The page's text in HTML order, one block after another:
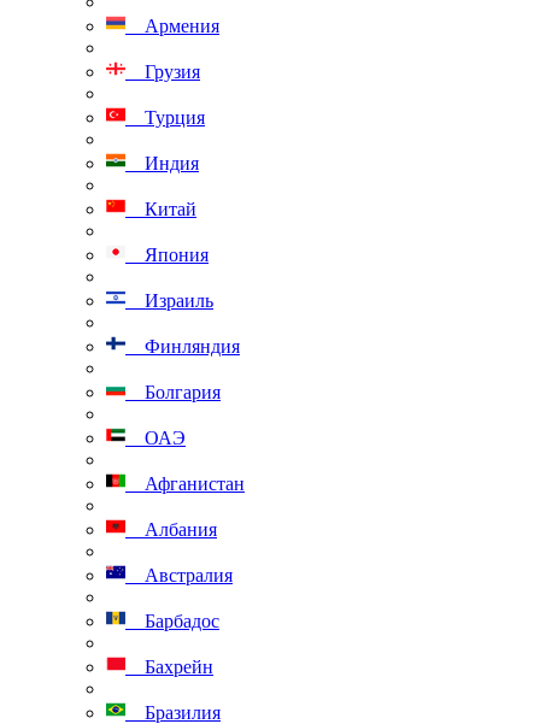
Армения
Грузия
Турция
Индия
Китай
Япония
Израиль
Финляндия
Болгария
ОАЭ
Афганистан
Албания
Австралия
Барбадос
Бахрейн
Бразилия